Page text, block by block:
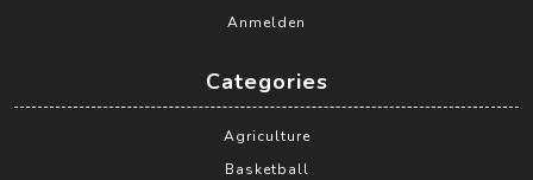
Anmelden
Categories
Agriculture
Basketball